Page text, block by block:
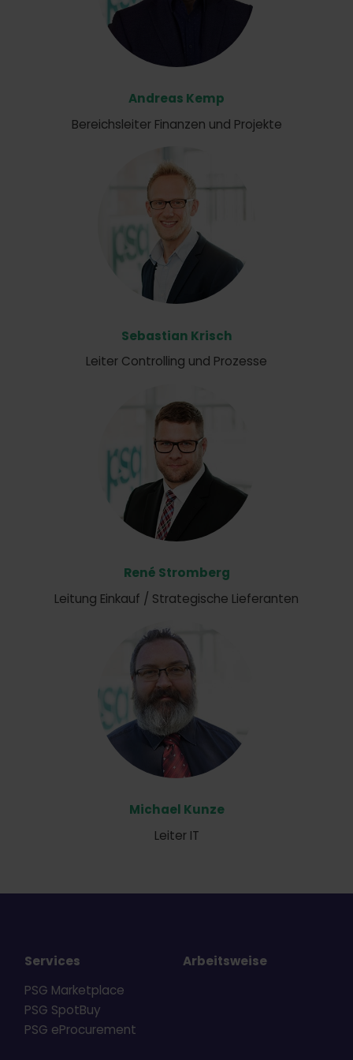
Andreas Kemp
Bereichsleiter Finanzen und Projekte
Sebastian Krisch
Leiter Controlling und Prozesse
René Stromberg
Leitung Einkauf / Strategische Lieferanten
Michael Kunze
Leiter IT
Services
PSG Marketplace
PSG SpotBuy
PSG eProcurement
Arbeitsweise